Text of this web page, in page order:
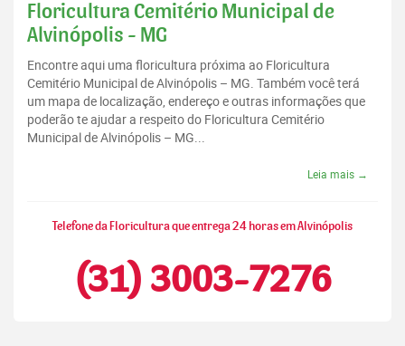
Floricultura Cemitério Municipal de
Alvinópolis - MG
Encontre aqui uma floricultura próxima ao Floricultura
Cemitério Municipal de Alvinópolis – MG. Também você terá
um mapa de localização, endereço e outras informações que
poderão te ajudar a respeito do Floricultura Cemitério
Municipal de Alvinópolis – MG...
Leia mais →
Telefone da Floricultura que entrega 24 horas em Alvinópolis
(31) 3003-7276